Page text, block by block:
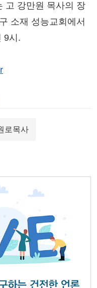
고 강만원 목사의 장
소재 성능교회에서
9시.
로목사